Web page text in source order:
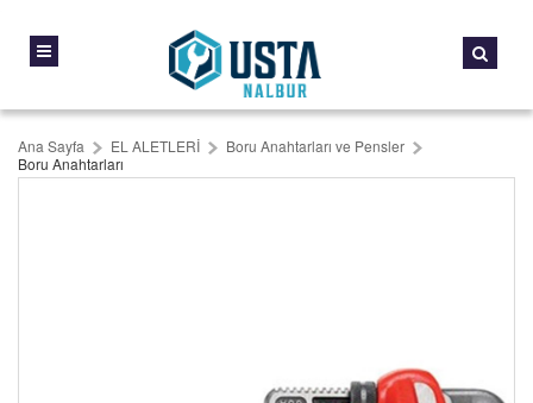
Ana Sayfa EL ALETLERİ
Boru Anahtarları ve Pensler
Boru Anahtarları